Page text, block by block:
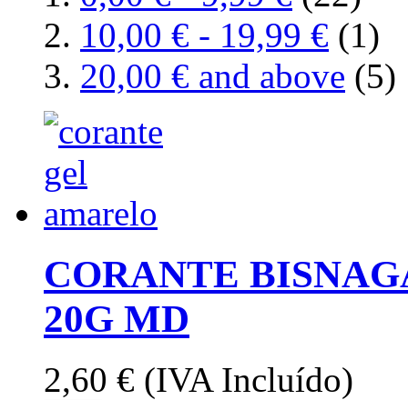
10,00 € - 19,99 € (1)
20,00 € and above (5)
CORANTE
20G MD
2,60 € (IVA Incluído)